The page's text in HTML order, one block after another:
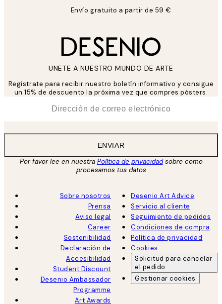
Envío gratuito a partir de 59 €
UNETE A NUESTRO MUNDO DE ARTE
Regístrate para recibir nuestro boletín informativo y consigue
un 15% de descuento la próxima vez que compres pósters.
ENVIAR
Por favor lee en nuestra Política de privacidadsobre como
procesamos tus datos
Sobre nosotros
Prensa
Aviso legal
Career
Sostenibilidad
Declaración de
Accesibilidad
Student Discount
Desenio Ambassador
Programme
Art Awards
Desenio Art Advice
Servicio al cliente
Seguimiento de pedidos
Condiciones de compra
Política de privacidad
Cookies
Solicitud para cancelar
el pedido
Gestionar cookies